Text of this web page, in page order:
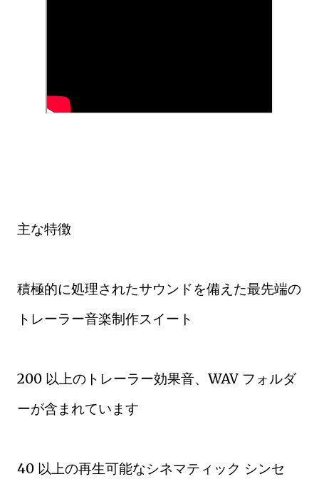
主な特徴
積極的に処理されたサウンドを備えた最先端の
トレーラー音楽制作スイート
200 以上のトレーラー効果音、WAV フォルダ
ーが含まれています
40 以上の再生可能なシネマティック シンセ